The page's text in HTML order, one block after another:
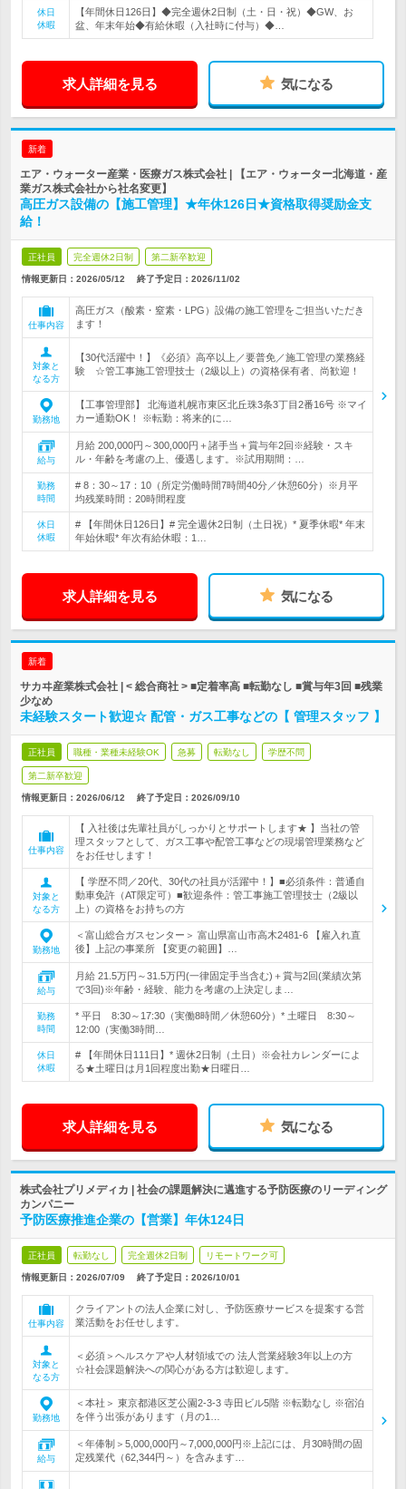
休日
休暇
【年間休日126日】◆完全週休2日制（土・日・祝）◆GW、お
盆、年末年始◆有給休暇（入社時に付与）◆…
求人詳細を見る 気になる
新着
エア・ウォーター産業・医療ガス株式会社 | 【エア・ウォーター北海道・産
業ガス株式会社から社名変更】
高圧ガス設備の【施工管理】★年休126日★資格取得奨励金支
給！
正社員 完全週休2日制 第二新卒歓迎
情報更新日：2026/05/12 終了予定日： 2026/11/02
仕事内容
高圧ガス（酸素・窒素・LPG）設備の施工管理をご担当いただき
ます！
対象と
なる方
【30代活躍中！】《必須》高卒以上／要普免／施工管理の業務経
験 ☆管工事施工管理技士（2級以上）の資格保有者、尚歓迎！
勤務地
【工事管理部】 北海道札幌市東区北丘珠3条3丁目2番16号 ※マイ
カー通勤OK！ ※転勤：将来的に…
給与
月給 200,000円～300,000円＋諸手当＋賞与年2回※経験・スキ
ル・年齢を考慮の上、優遇します。※試用期間：…
勤務
時間
# 8：30～17：10（所定労働時間7時間40分／休憩60分）※月平
均残業時間：20時間程度
休日
休暇
# 【年間休日126日】# 完全週休2日制（土日祝）* 夏季休暇* 年末
年始休暇* 年次有給休暇：1…
求人詳細を見る 気になる
新着
サカヰ産業株式会社 | < 総合商社 > ■定着率高 ■転勤なし ■賞与年3回 ■残業
少なめ
未経験スタート歓迎☆ 配管・ガス工事などの【 管理スタッフ 】
正社員 職種・業種未経験OK 急募 転勤なし 学歴不問
第二新卒歓迎
情報更新日：2026/06/12 終了予定日： 2026/09/10
仕事内容
【 入社後は先輩社員がしっかりとサポートします★ 】当社の管
理スタッフとして、ガス工事や配管工事などの現場管理業務など
をお任せします！
対象と
なる方
【 学歴不問／20代、30代の社員が活躍中！】■必須条件：普通自
動車免許（AT限定可）■歓迎条件：管工事施工管理技士（2級以
上）の資格をお持ちの方
勤務地
＜富山総合ガスセンター＞ 富山県富山市高木2481-6 【雇入れ直
後】上記の事業所 【変更の範囲】…
給与
月給 21.5万円～31.5万円(一律固定手当含む)＋賞与2回(業績次第
で3回)※年齢・経験、能力を考慮の上決定しま…
勤務
時間
* 平日 8:30～17:30（実働8時間／休憩60分）* 土曜日 8:30～
12:00（実働3時間…
休日
休暇
# 【年間休日111日】* 週休2日制（土日）※会社カレンダーによ
る★土曜日は月1回程度出勤★日曜日…
求人詳細を見る 気になる
株式会社プリメディカ | 社会の課題解決に邁進する予防医療のリーディング
カンパニー
予防医療推進企業の【営業】年休124日
正社員 転勤なし 完全週休2日制 リモートワーク可
情報更新日：2026/07/09 終了予定日： 2026/10/01
仕事内容
クライアントの法人企業に対し、予防医療サービスを提案する営
業活動をお任せします。
対象と
なる方
＜必須＞ヘルスケアや人材領域での 法人営業経験3年以上の方
☆社会課題解決への関心がある方は歓迎します。
勤務地
＜本社＞ 東京都港区芝公園2-3-3 寺田ビル5階 ※転勤なし ※宿泊
を伴う出張があります（月の1…
給与
＜年俸制＞5,000,000円～7,000,000円※上記には、月30時間の固
定残業代（62,344円～）を含みます…